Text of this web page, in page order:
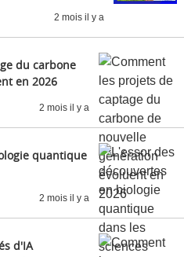
2 mois il y a
du carbone
en 2026
2 mois il y a
quantique
2 mois il y a
d'IA